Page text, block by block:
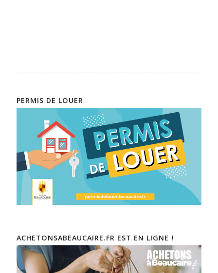
PERMIS DE LOUER
ACHETONSABEAUCAIRE.FR EST EN LIGNE !